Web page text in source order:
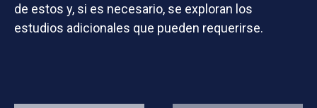
de estos y, si es necesario, se exploran los
estudios adicionales que pueden requerirse.